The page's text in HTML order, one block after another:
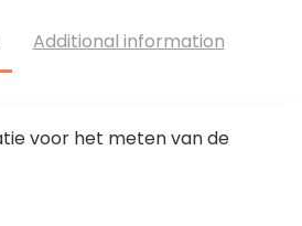
Additional information
voor het meten van de